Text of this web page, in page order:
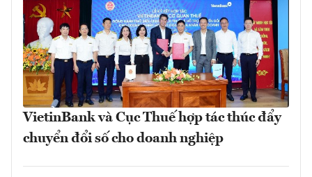
VietinBank và Cục Thuế hợp tác thúc đẩy
chuyển đổi số cho doanh nghiệp